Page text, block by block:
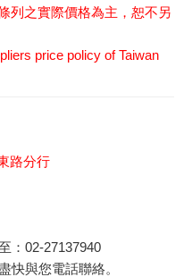
列之實際價格為主，恕不另
price policy of Taiwan
路分行
： 02-27137940
與您電話聯絡。